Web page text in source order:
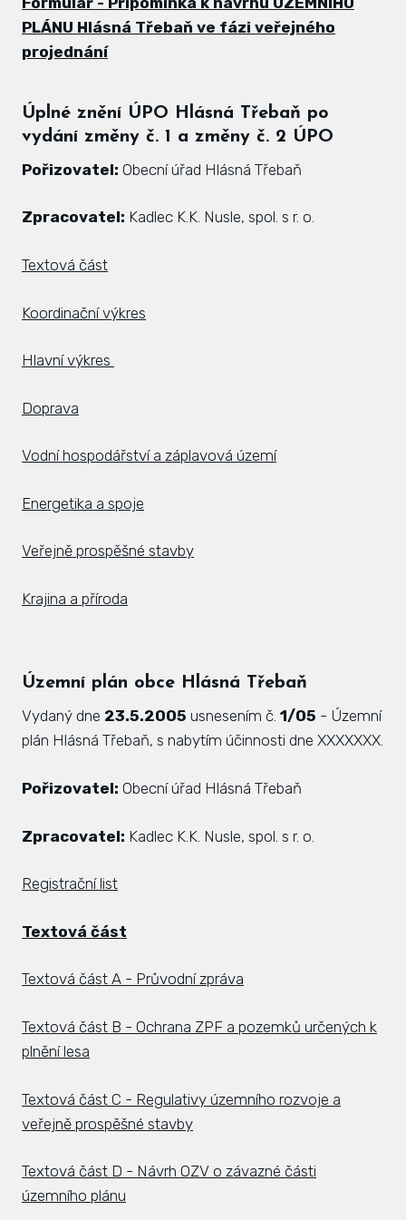
PLÁNU Hlásná Třebaň ve fázi veřejného
projednání
Úplné znění ÚPO Hlásná Třebaň po
vydání změny č. 1 a změny č. 2 ÚPO
Pořizovatel: Obecní úřad Hlásná Třebaň
Zpracovatel: Kadlec K.K. Nusle, spol. s r. o.
Textová část
Koordinační výkres
Hlavní výkres
Doprava
Vodní hospodářství a záplavová území
Energetika a spoje
Veřejně prospěšné stavby
Krajina a příroda
Územní plán obce Hlásná Třebaň
Vydaný dne 23.5.2005 usnesením č. 1/05 - Územní
plán Hlásná Třebaň, s nabytím účinnosti dne XXXXXXX.
Pořizovatel: Obecní úřad Hlásná Třebaň
Zpracovatel: Kadlec K.K. Nusle, spol. s r. o.
Registrační list
Textová část
Textová část A - Průvodní zpráva
Textová část B - Ochrana ZPF a pozemků určených k
plnění lesa
Textová část C - Regulativy územního rozvoje a
veřejně prospěšné stavby
Textová část D - Návrh OZV o závazné části
územního plánu